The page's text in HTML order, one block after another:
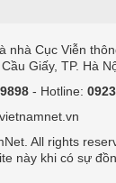
nhà Cục Viễn
Giấy, TP. Hà
- Hotline:
All rights
này khi có sự